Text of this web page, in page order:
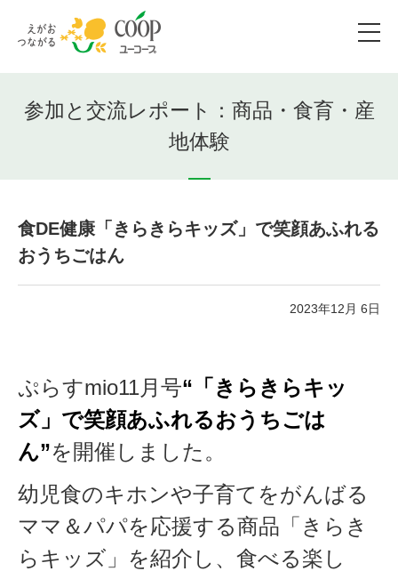
参加と交流レポート：商品・食育・産
地体験
食DE健康「きらきらキッズ」で笑顔あふれる
おうちごはん
2023年12月 6日
ぷらすmio11月号“「きらきらキッ
ズ」で笑顔あふれるおうちごは
ん”を開催しました。
幼児食のキホンや子育てをがんばる
ママ＆パパを応援する商品「きらき
らキッズ」を紹介し、食べる楽し